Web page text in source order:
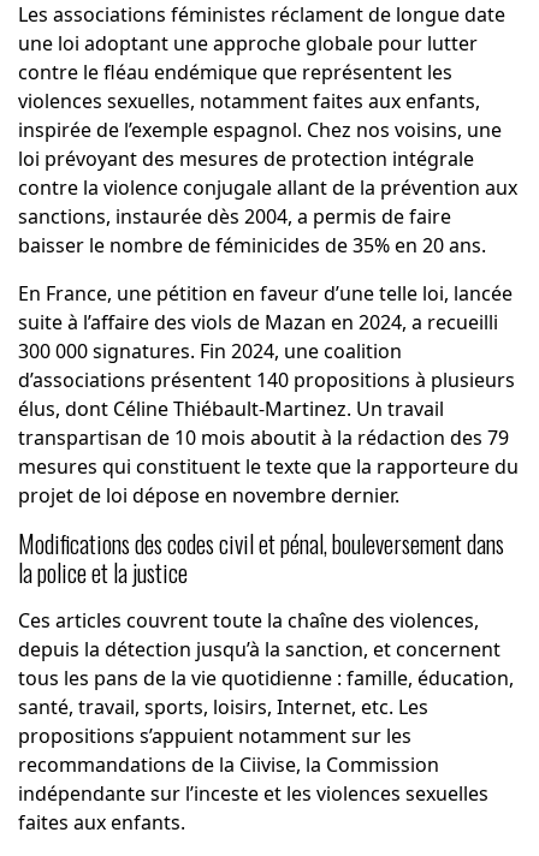
Les associations féministes réclament de longue date
une loi adoptant une approche globale pour lutter
contre le fléau endémique que représentent les
violences sexuelles, notamment faites aux enfants,
inspirée de l’exemple espagnol. Chez nos voisins, une
loi prévoyant des mesures de protection intégrale
contre la violence conjugale allant de la prévention aux
sanctions, instaurée dès 2004, a permis de faire
baisser le nombre de féminicides de 35% en 20 ans.
En France, une pétition en faveur d’une telle loi, lancée
suite à l’affaire des viols de Mazan en 2024, a recueilli
300 000 signatures. Fin 2024, une coalition
d’associations présentent 140 propositions à plusieurs
élus, dont Céline Thiébault-Martinez. Un travail
transpartisan de 10 mois aboutit à la rédaction des 79
mesures qui constituent le texte que la rapporteure du
projet de loi dépose en novembre dernier.
Modifications des codes civil et pénal, bouleversement dans
la police et la justice
Ces articles couvrent toute la chaîne des violences,
depuis la détection jusqu’à la sanction, et concernent
tous les pans de la vie quotidienne : famille, éducation,
santé, travail, sports, loisirs, Internet, etc. Les
propositions s’appuient notamment sur les
recommandations de la Ciivise, la Commission
indépendante sur l’inceste et les violences sexuelles
faites aux enfants.